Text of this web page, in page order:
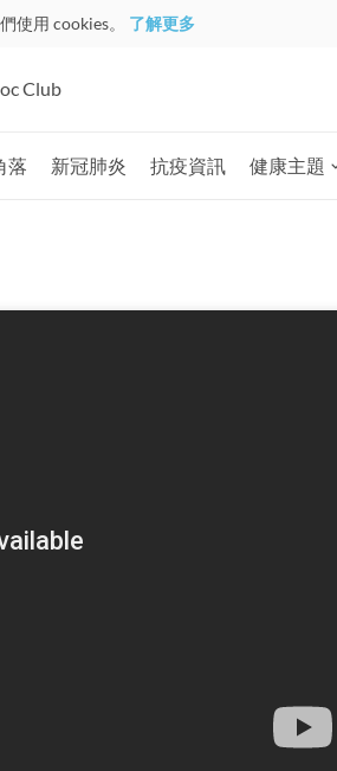
使用 cookies。 了解更多
Club
落 新冠肺炎 抗疫資訊 健康主題